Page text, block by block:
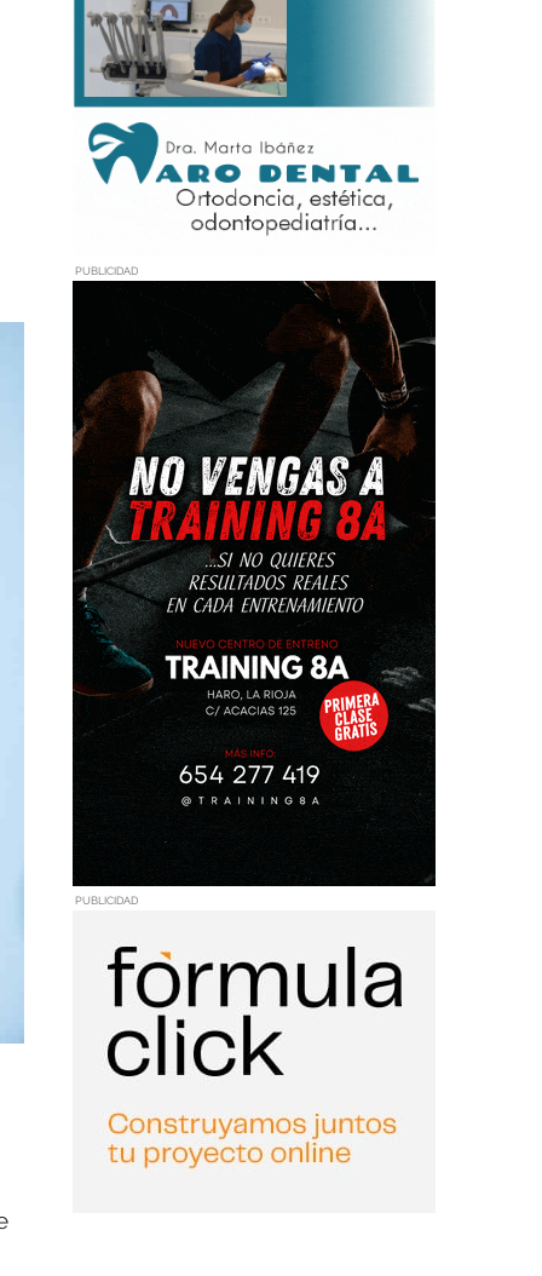
PUBLICIDAD
PUBLICIDAD